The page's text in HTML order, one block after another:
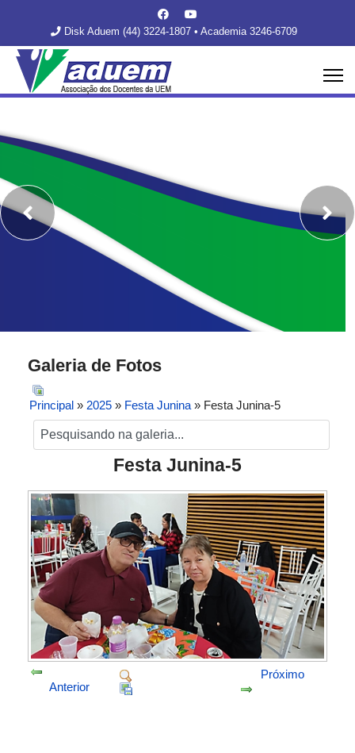
Disk Aduem (44) 3224-1807 • Academia 3246-6709
Galeria de Fotos
Principal » 2025 » Festa Junina » Festa Junina-5
Festa Junina-5
Anterior
Próximo